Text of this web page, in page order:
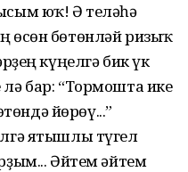
юҡ! Ә теләһә
өсөн бөтөнләй ризыҡ
күңелгә бик үк
бар: “Тормошта ике
йөрөү...”
ятышлы түгел
Әйтем әйтем